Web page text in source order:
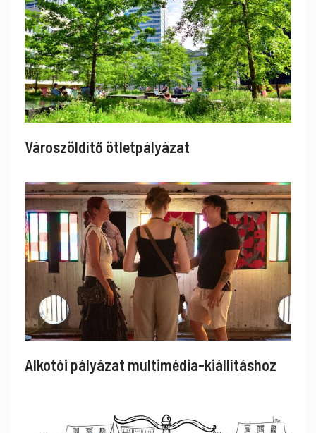
Városzöldítő ötletpályázat
Alkotói pályázat multimédia-kiállításhoz